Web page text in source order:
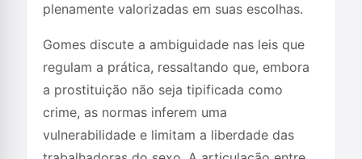
plenamente valorizadas em suas escolhas.
Gomes discute a ambiguidade nas leis que
regulam a prática, ressaltando que, embora
a prostituição não seja tipificada como
crime, as normas inferem uma
vulnerabilidade e limitam a liberdade das